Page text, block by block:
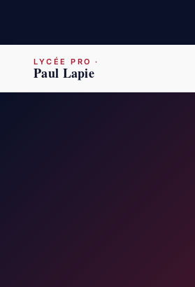
LYCÉE PRO ·
Paul Lapie